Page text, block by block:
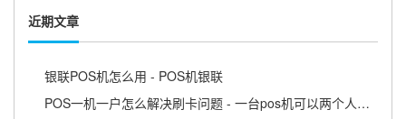
近期文章
银联POS机怎么用 - POS机银联
POS一机一户怎么解决刷卡问题 - 一台pos机可以两个人用吗